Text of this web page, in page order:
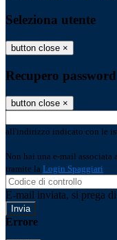
Seleziona utente
button close ×
Recupero password
button close ×
all'indirizzo indicato con le
Non hai una e-mail associata
tramite la Login Spaggiari
E-mail inviata, si prega
Errore